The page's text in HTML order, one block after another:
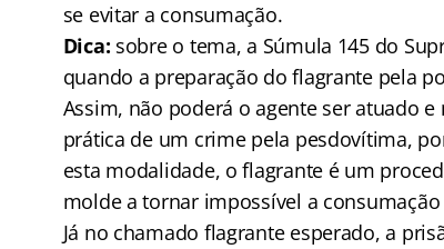
se evitar a consumação.
Dica: sobre o tema, a Súmula 145 do
quando a preparação do flagrante pela
Assim, não poderá o agente ser atuado
prática de um crime pela pesdovítima,
esta modalidade, o flagrante é um
molde a tornar impossível a
Já no chamado flagrante esperado, a